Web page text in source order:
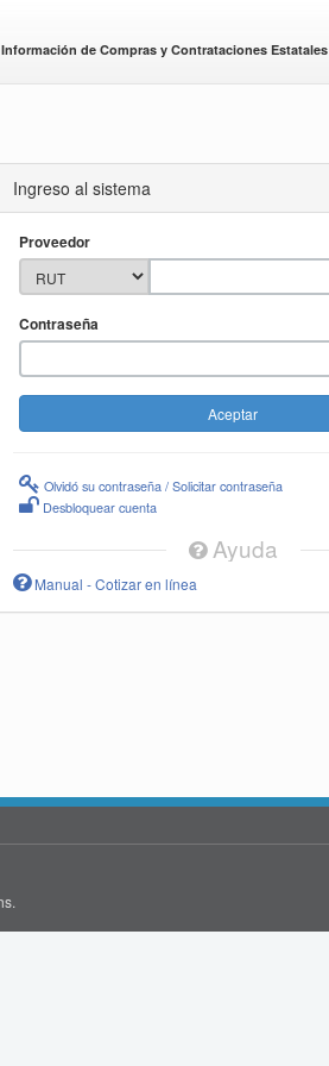
de Compras y Contrataciones Estatales
Ingreso al sistema
Proveedor
Contraseña
Olvidó su contraseña / Solicitar contraseña
Desbloquear cuenta
Ayuda
Manual - Cotizar en línea